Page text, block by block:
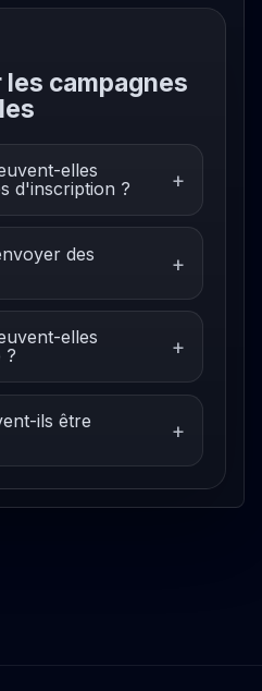
campagnes
elles
d'inscription ?
des
elles
?
ils être